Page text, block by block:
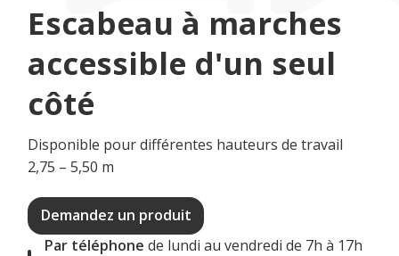
Escabeau à marches
accessible d'un seul
côté
Disponible pour différentes hauteurs de travail
2,75 – 5,50 m
Demandez un produit
Par téléphone de lundi au vendredi de 7h à 17h